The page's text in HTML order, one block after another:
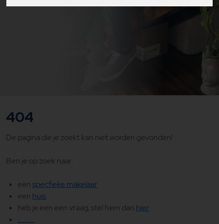
404
De pagina die je zoekt kan niet worden gevonden!
Ben je op zoek naar:
eenspecfieke makelaar
een huis
heb je een een vraag, stel hem dan hier
............